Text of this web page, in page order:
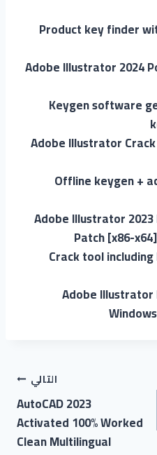
Product key finder
Adobe Illustrator 2024
Keygen software
Adobe Illustrator
Offline keygen +
Adobe Illustrator
Patch [x86-
Crack tool
Adobe
التالي
AutoCAD 2023
Activated 100% Worked
Clean Multilingual